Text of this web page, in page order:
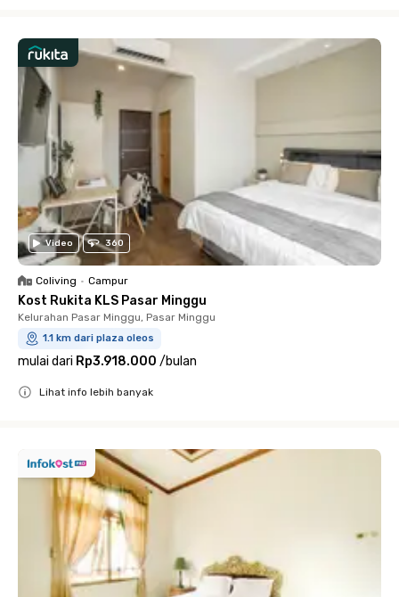
Video 360
Coliving • Campur
Kost Rukita KLS Pasar Minggu
Kelurahan Pasar Minggu, Pasar Minggu
1.1 km dari plaza oleos
mulai dari Rp3.918.000 /bulan
Lihat info lebih banyak